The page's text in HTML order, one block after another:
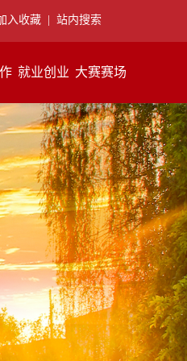
入收藏 站内搜索
就业创业 大赛赛场